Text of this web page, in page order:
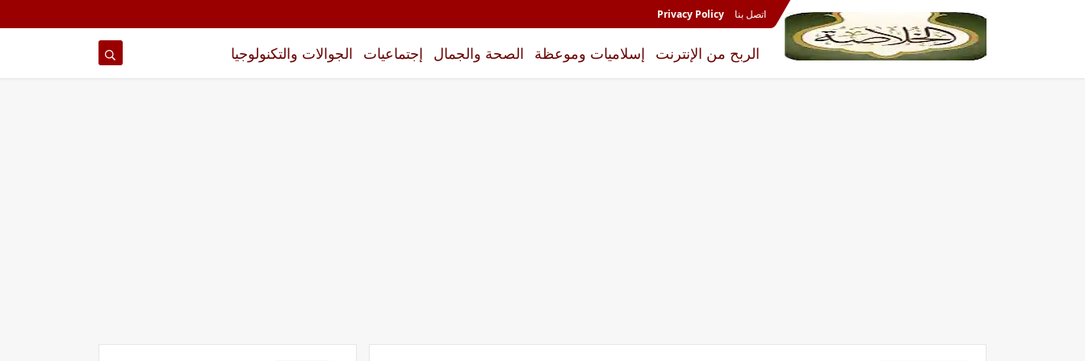
اتصل بنا Privacy Policy
الربح من الإنترنت إسلاميات وموعظة الصحة والجمال إجتماعيات الجوالات والتكنولوجيا